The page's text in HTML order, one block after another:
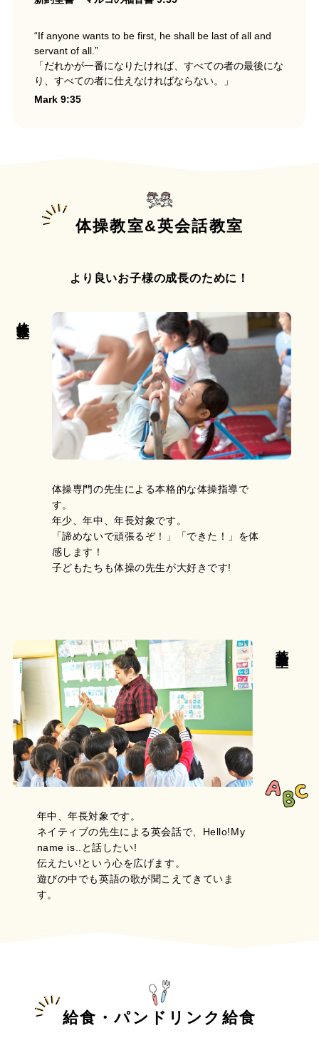
“If anyone wants to be first, he shall be last of all and
servant of all.”
「だれかが一番になりたければ、すべての者の最後にな
り、すべての者に仕えなければならない。」
Mark 9:35
体操教室&英会話教室
より良いお子様の成長のために！
体操専門の先生による本格的な体操指導で
す。
年少、年中、年長対象です。
「諦めないで頑張るぞ！」「できた！」を体
感します！
子どもたちも体操の先生が大好きです!
年中、年長対象です。
ネイティブの先生による英会話で、Hello!My
name is..と話したい!
伝えたい!という心を広げます。
遊びの中でも英語の歌が聞こえてきていま
す。
給食・パンドリンク給食